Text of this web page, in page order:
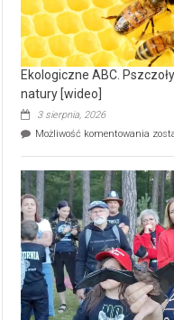
mln
na
Ekologiczne ABC.
natury [wideo]
3 sierpnia, 2026
Możliwość komentowania
–